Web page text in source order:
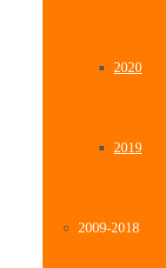
2020
2019
2009-2018